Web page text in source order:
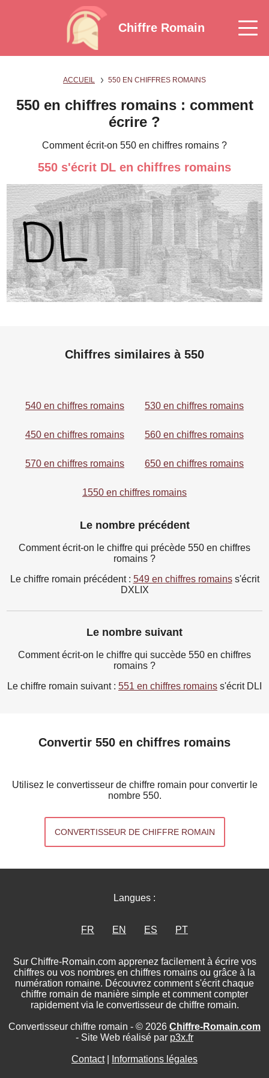
Chiffre Romain
ACCUEIL 550 EN CHIFFRES ROMAINS
550 en chiffres romains : comment
écrire ?
Comment écrit-on 550 en chiffres romains ?
550 s'écrit DL en chiffres romains
Chiffres similaires à 550
540 en chiffres romains 530 en chiffres romains
450 en chiffres romains 560 en chiffres romains
570 en chiffres romains 650 en chiffres romains
1550 en chiffres romains
Le nombre précédent
Comment écrit-on le chiffre qui précède 550 en chiffres
romains ?
Le chiffre romain précédent : 549 en chiffres romainss'écrit
DXLIX
Le nombre suivant
Comment écrit-on le chiffre qui succède 550 en chiffres
romains ?
Le chiffre romain suivant : 551 en chiffres romains s'écrit DLI
Convertir 550 en chiffres romains
Utilisez le convertisseur de chiffre romain pour convertir le
nombre 550.
CONVERTISSEUR DE CHIFFRE ROMAIN
Langues :
FR EN ES PT
Sur Chiffre-Romain.com apprenez facilement à écrire vos
chiffres ou vos nombres en chiffres romains ou grâce à la
numération romaine. Découvrez comment s'écrit chaque
chiffre romain de manière simple et comment compter
rapidement via le convertisseur de chiffre romain.
Convertisseur chiffre romain - © 2026 Chiffre-Romain.com
- Site Web réalisé par p3x.fr
Contact| Informations légales